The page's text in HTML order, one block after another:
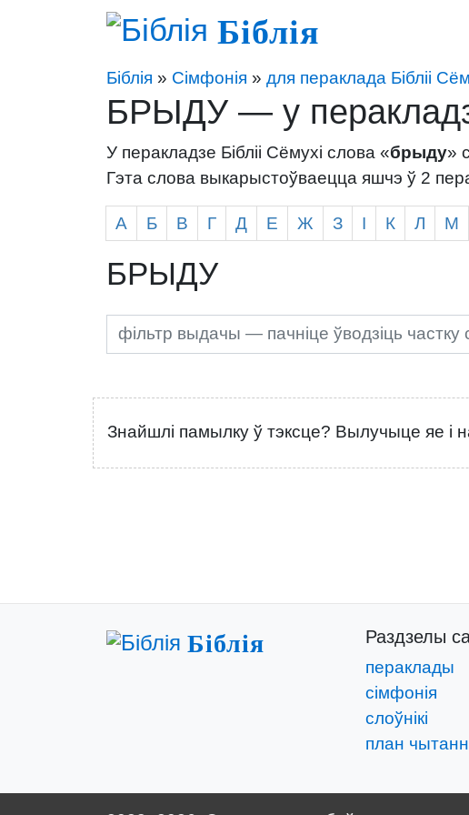
Біблія
Біблія » Сімфонія » для пераклада Бібліі
БРЫДУ — у
У перакладзе Бібліі Сёмухі слова «брыду»
Гэта слова выкарыстоўваецца яшчэ ў 2
А Б В Г Д Е Ж З І К Л М
БРЫДУ
Знайшлі памылку ў тэксце? Вылучыце яе і
Біблія Раздзелы
пераклады
сімфонія
слоўнікі
план